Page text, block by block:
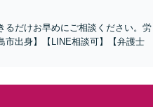
るだけお早めにご相談ください。労
市出身】【LINE相談可】【弁護士